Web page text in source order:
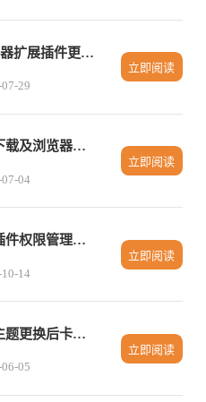
Chrome浏览器扩展插件更新异常修复教程
29
立即阅读
谷歌浏览器下载及浏览器多窗口快速切换方法
04
立即阅读
谷歌浏览器插件权限管理高级使用技巧
14
立即阅读
谷歌浏览器主题更换后卡顿问题优化方法
05
立即阅读